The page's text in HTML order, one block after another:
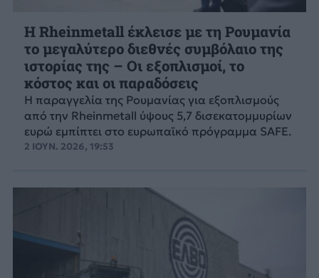
Η Rheinmetall έκλεισε με τη Ρουμανία
το μεγαλύτερο διεθνές συμβόλαιο της
ιστορίας της – Οι εξοπλισμοί, το
κόστος και οι παραδόσεις
Η παραγγελία της Ρουμανίας για εξοπλισμούς
από την Rheinmetall ύψους 5,7 δισεκατομμυρίων
ευρώ εμπίπτει στο ευρωπαϊκό πρόγραμμα SAFE.
2 ΙΟΥΝ. 2026, 19:53